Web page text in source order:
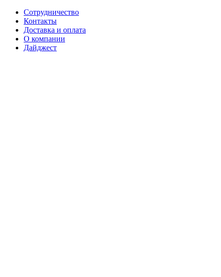
Сотрудничество
Контакты
Доставка и оплата
О компании
Дайджест